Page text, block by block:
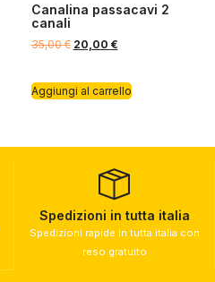
Canalina passacavi 2
canali
35,00€ 20,00 €
Aggiungi al carrello
Spedizioni in tutta italia
Spedizioni rapide in tutta italia con
reso gratuito